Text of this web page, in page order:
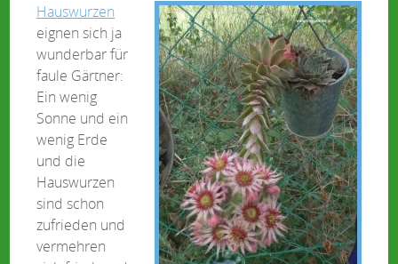
Hauswurzen
eignen sich ja
wunderbar für
faule Gärtner:
Ein wenig
Sonne und ein
wenig Erde
und die
Hauswurzen
sind schon
zufrieden und
vermehren